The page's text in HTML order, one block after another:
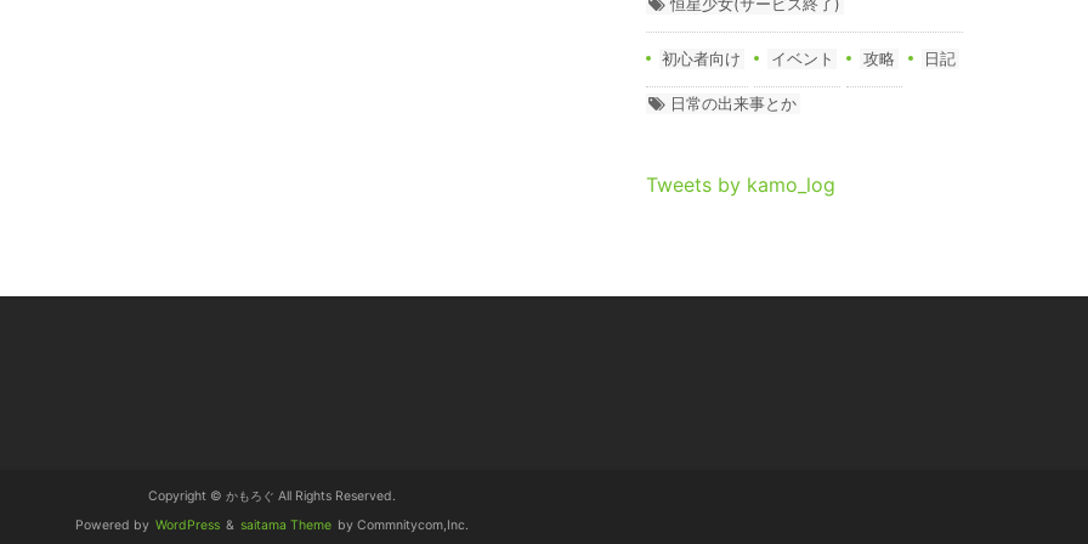
初心者向け イベント 攻略 日記
日常の出来事とか
Tweets by kamo_log
Copyright © かもろぐ All Rights Reserved.
Powered by WordPress & saitama Theme by Commnitycom,Inc.